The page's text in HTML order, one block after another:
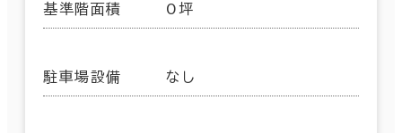
基準階面積 0坪
駐車場設備 なし